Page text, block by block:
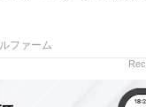
ファーム